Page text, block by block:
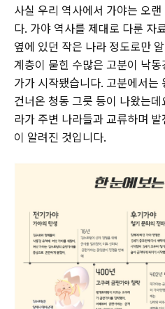
사실 우리 역사에서 가야는 오
다. 가야 역사를 제대로 다룬 자
옆에 있던 작은 나라 정도로만
계층이 묻힌 수많은 고분이 낙
가가 시작됐습니다. 고분에서는
건너온 청동 그릇 등이 나왔는
라가 주변 나라들과 교류하며
이 알려진 것입니다.